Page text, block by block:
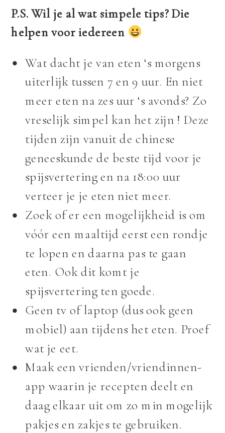
P.S. Wil je al wat simpele tips? Die
helpen voor iedereen
Wat dacht je van eten ‘s morgens
uiterlijk tussen 7 en 9 uur. En niet
meer eten na zes uur ‘s avonds? Zo
vreselijk simpel kan het zijn ! Deze
tijden zijn vanuit de chinese
geneeskunde de beste tijd voor je
spijsvertering en na 18:00 uur
verteer je je eten niet meer.
Zoek of er een mogelijkheid is om
vóór een maaltijd eerst een rondje
te lopen en daarna pas te gaan
eten. Ook dit komt je
spijsvertering ten goede.
Geen tv of laptop (dus ook geen
mobiel) aan tijdens het eten. Proef
wat je eet.
Maak een vrienden/vriendinnen-
app waarin je recepten deelt en
daag elkaar uit om zo min mogelijk
pakjes en zakjes te gebruiken.